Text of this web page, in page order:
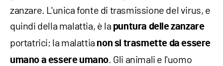
zanzare. L'unica fonte di trasmissione del virus, e
quindi della malattia, è la puntura delle zanzare
portatrici; la malattia non si trasmette da essere
umano a essere umano. Gli animali e l'uomo